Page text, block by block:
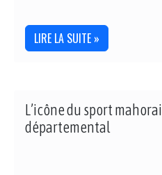
LIRE LA SUITE »
L’icône du sport
départemental